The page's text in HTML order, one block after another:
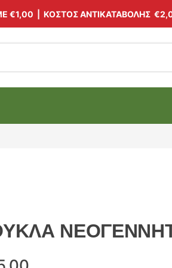
€1,00 | ΚΟΣΤΟΣ ΑΝΤΙΚΑΤΑΒΟΛΗΣ